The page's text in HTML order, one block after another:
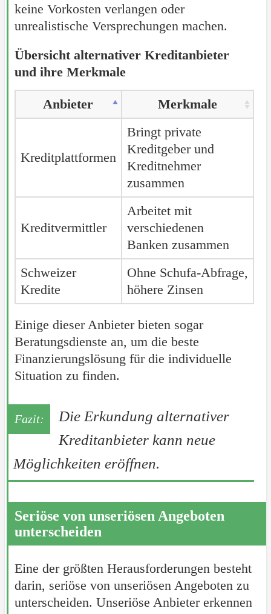
keine Vorkosten verlangen oder
unrealistische Versprechungen machen.
Übersicht alternativer Kreditanbieter
und ihre Merkmale
Anbieter Merkmale
Kreditplattformen
Bringt private
Kreditgeber und
Kreditnehmer
zusammen
Kreditvermittler
Arbeitet mit
verschiedenen
Banken zusammen
Schweizer
Kredite
Ohne Schufa-Abfrage,
höhere Zinsen
Einige dieser Anbieter bieten sogar
Beratungsdienste an, um die beste
Finanzierungslösung für die individuelle
Situation zu finden.
Die Erkundung alternativer
Kreditanbieter kann neue
Möglichkeiten eröffnen.
Seriöse von unseriösen Angeboten
unterscheiden
Eine der größten Herausforderungen besteht
darin, seriöse von unseriösen Angeboten zu
unterscheiden. Unseriöse Anbieter erkennen